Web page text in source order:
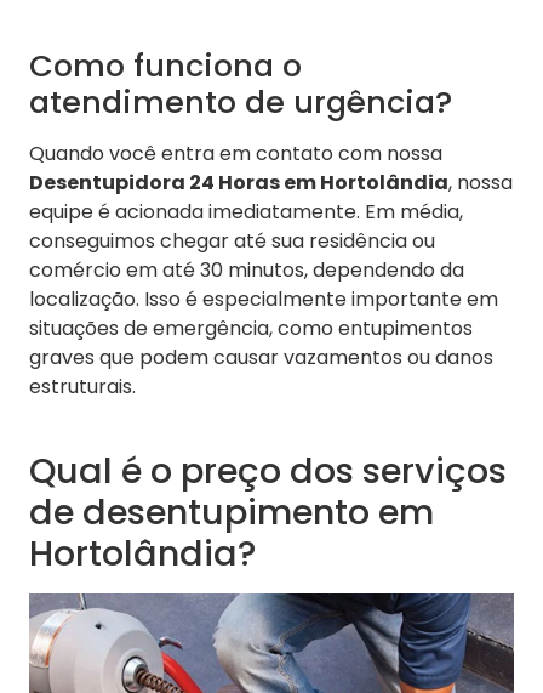
Como funciona o
atendimento de urgência?
Quando você entra em contato com nossa
Desentupidora 24 Horas em Hortolândia, nossa
equipe é acionada imediatamente. Em média,
conseguimos chegar até sua residência ou
comércio em até 30 minutos, dependendo da
localização. Isso é especialmente importante em
situações de emergência, como entupimentos
graves que podem causar vazamentos ou danos
estruturais.
Qual é o preço dos serviços
de desentupimento em
Hortolândia?